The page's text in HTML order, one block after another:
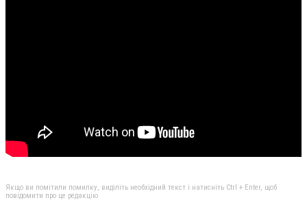
Якщо ви помітили помилку, виділіть необхідний текст і натисніть Ctrl + Enter, щоб
повідомити про це редакцію